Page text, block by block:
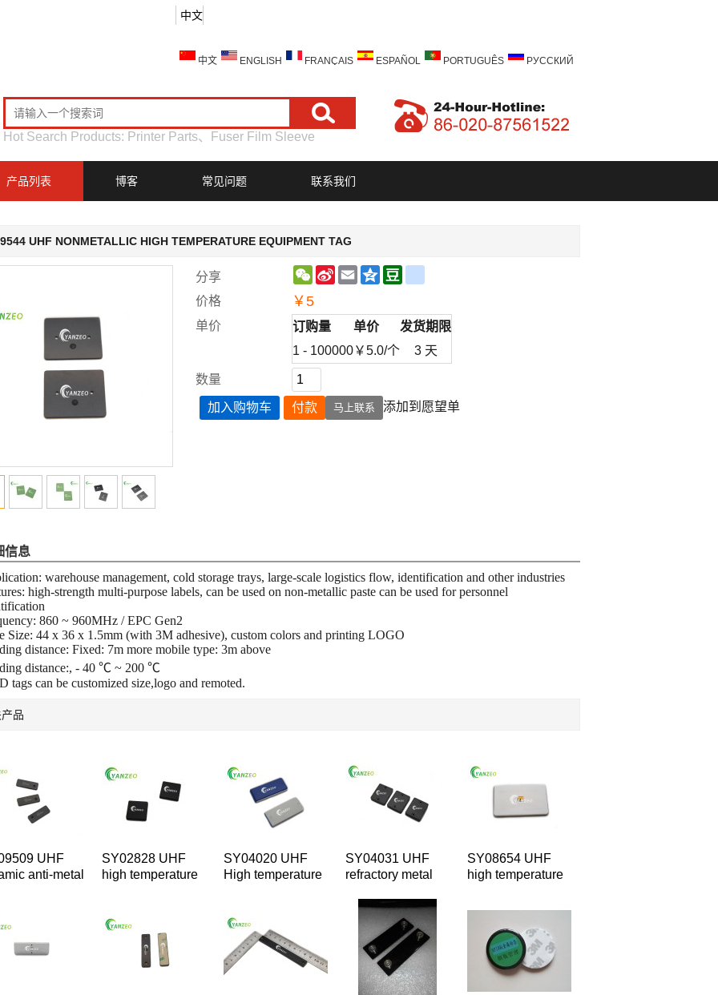
中文
中文 ENGLISH FRANÇAIS ESPAÑOL PORTUGUÊS РУССКИЙ
Hot Search Products: Printer Parts、 Fuser Film Sleeve
产品列表 博客 常见问题 联系我们
UHF NONMETALLIC HIGH TEMPERATURE EQUIPMENT TAG
分享 WeChat
Sina
Weibo
EmailQzone
价格 ￥5
单价 订购量 单价
发货期限
1 - 100000￥5.0/个 3 天
数量
加入购物车 付款 马上联系 添加到愿望单
信息
warehouse management, cold storage trays, large-scale logistics flow, identification and other industries
high-strength multi-purpose labels, can be used on non-metallic paste can be used for personnel
860 ~ 960MHz / EPC Gen2
Size: 44 x 36 x 1.5mm (with 3M adhesive), custom colors and printing LOGO
distance: Fixed: 7m more mobile type: 3m above
distance:, - 40 ℃ ~ 200 ℃
tags can be customized size,logo and remoted.
品
UHF
anti-metal
SY02828 UHF
high temperature
SY04020 UHF
High temperature
Management tag
SY04031 UHF
refractory metal
Manager tag
SY08654 UHF
high temperature